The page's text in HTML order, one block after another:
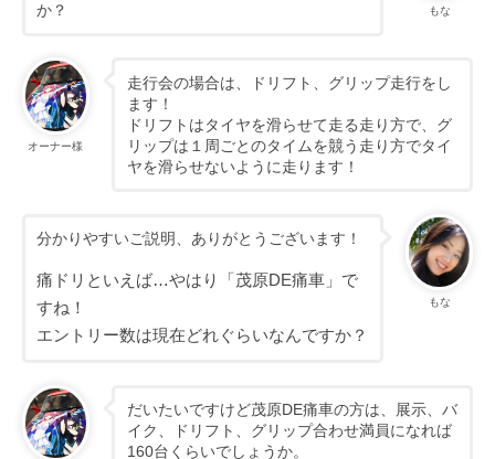
もな
か？
オーナー様
走行会の場合は、ドリフト、グリップ走行をし
ます！
ドリフトはタイヤを滑らせて走る走り方で、グ
リップは１周ごとのタイムを競う走り方でタイ
ヤを滑らせないように走ります！
もな
分かりやすいご説明、ありがとうございます！
痛ドリといえば…やはり「茂原DE痛車」で
すね！
エントリー数は現在どれぐらいなんですか？
だいたいですけど茂原DE痛車の方は、展示、バ
イク、ドリフト、グリップ合わせ満員になれば
160台くらいでしょうか。